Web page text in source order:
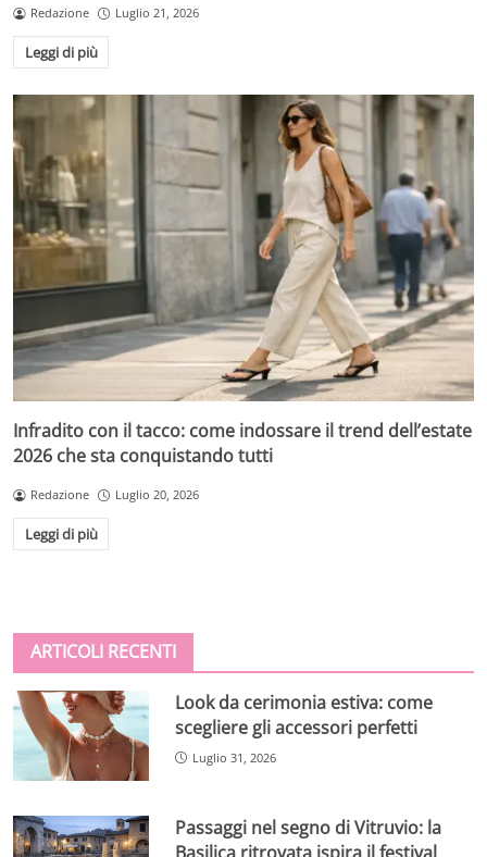
Redazione Luglio 21, 2026
Leggi di più
Infradito con il tacco: come indossare il trend dell’estate
2026 che sta conquistando tutti
Redazione Luglio 20, 2026
Leggi di più
ARTICOLI RECENTI
Look da cerimonia estiva: come
scegliere gli accessori perfetti
Luglio 31, 2026
Passaggi nel segno di Vitruvio: la